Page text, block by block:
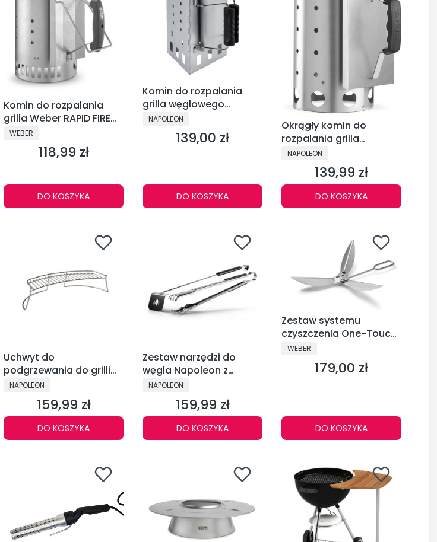
Komin do rozpalania
grilla Weber RAPID FIRE
duży - 7416
PRODUCENT
WEBER
Cena
118,99 zł
DO KOSZYKA
Komin do rozpalania
grilla węglowego
Napoleon 67801
PRODUCENT
NAPOLEON
Cena
139,00 zł
DO KOSZYKA
Okrągły komin do
rozpalania grilla
węglowego Napoleon -
PRODUCENT
NAPOLEON
Cena
139,99 zł
DO KOSZYKA
Uchwyt do
podgrzewania do grilli
węglowych Napoleon -
PRODUCENT
NAPOLEON
Cena
159,99 zł
DO KOSZYKA
Zestaw narzędzi do
węgla Napoleon z
szczypcami do węgla i
pogrzebaczem - 67740
PRODUCENT
NAPOLEON
Cena
159,99 zł
DO KOSZYKA
Zestaw systemu
czyszczenia One-Touch
57cm - 7444
PRODUCENT
WEBER
Cena
179,00 zł
DO KOSZYKA